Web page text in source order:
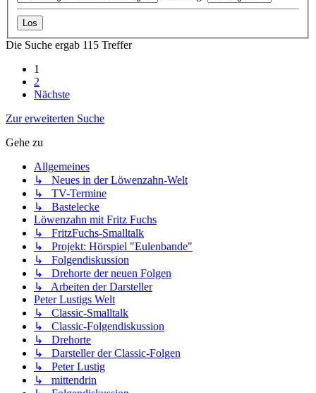
Die Suche ergab 115 Treffer
1
2
Nächste
Zur erweiterten Suche
Gehe zu
Allgemeines
↳ Neues in der Löwenzahn-Welt
↳ TV-Termine
↳ Bastelecke
Löwenzahn mit Fritz Fuchs
↳ FritzFuchs-Smalltalk
↳ Projekt: Hörspiel "Eulenbande"
↳ Folgendiskussion
↳ Drehorte der neuen Folgen
↳ Arbeiten der Darsteller
Peter Lustigs Welt
↳ Classic-Smalltalk
↳ Classic-Folgendiskussion
↳ Drehorte
↳ Darsteller der Classic-Folgen
↳ Peter Lustig
↳ mittendrin